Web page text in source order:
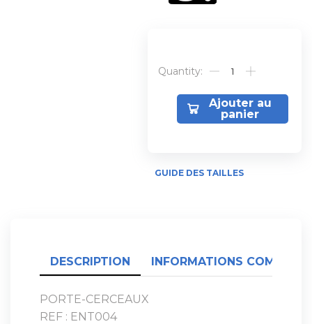
Ajouter au
panier
Alternative:
GUIDE DES TAILLES
DESCRIPTION INFORMATIONS
PORTE-CERCEAUX
REF : ENT004